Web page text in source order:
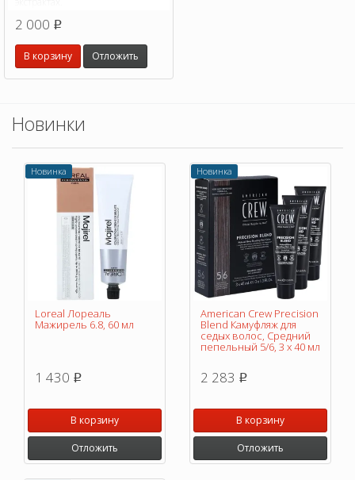
2 000 p
В корзину Отложить
Новинки
Новинка
Loreal Лореаль
Мажирель 6.8, 60 мл
1 430 p
В корзину
Отложить
Новинка
American Crew Precision
Blend Камуфляж для
седых волос, Средний
пепельный 5/6, 3 х 40 мл
2 283 p
В корзину
Отложить